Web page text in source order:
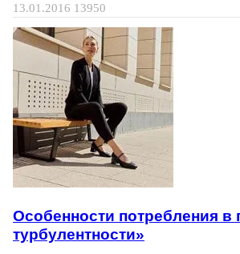
13.01.2016 13950
Особенности потребления в
турбулентности»